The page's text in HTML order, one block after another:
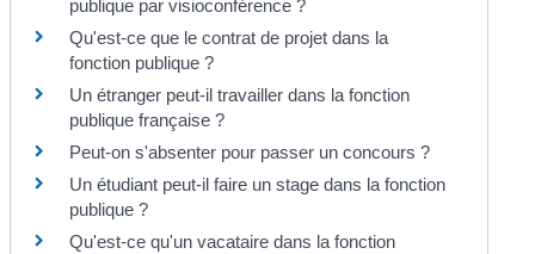
publique par visioconférence ?
Qu'est-ce que le contrat de projet dans la
fonction publique ?
Un étranger peut-il travailler dans la fonction
publique française ?
Peut-on s'absenter pour passer un concours ?
Un étudiant peut-il faire un stage dans la fonction
publique ?
Qu'est-ce qu'un vacataire dans la fonction